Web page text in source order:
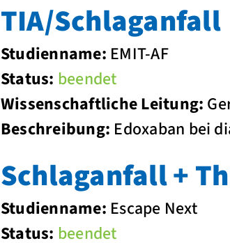
TIA/Schlaganfall
Studienname: EMIT-AF
Status: beendet
Wissenschaftliche Leitung:
Beschreibung: Edoxaban bei
Schlaganfall +
Studienname: Escape Next
Status: beendet